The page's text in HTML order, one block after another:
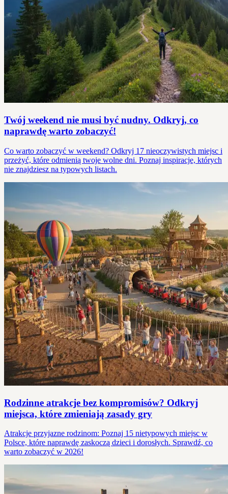
Twój weekend nie musi być nudny. Odkryj, co
naprawdę warto zobaczyć!
Co warto zobaczyć w weekend? Odkryj 17 nieoczywistych miejsc i
przeżyć, które odmienią twoje wolne dni. Poznaj inspiracje, których
nie znajdziesz na typowych listach.
Rodzinne atrakcje bez kompromisów? Odkryj
miejsca, które zmieniają zasady gry
Atrakcje przyjazne rodzinom: Poznaj 15 nietypowych miejsc w
Polsce, które naprawdę zaskoczą dzieci i dorosłych. Sprawdź, co
warto zobaczyć w 2026!